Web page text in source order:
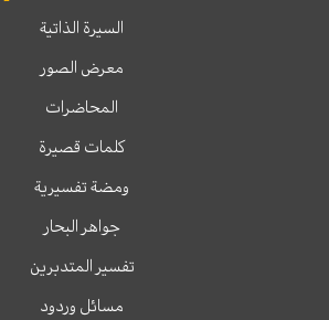
السيرة الذاتية
معرض الصور
المحاضرات
كلمات قصيرة
ومضة تفسيرية
جواهر البحار
تفسير المتدبرين
مسائل وردود